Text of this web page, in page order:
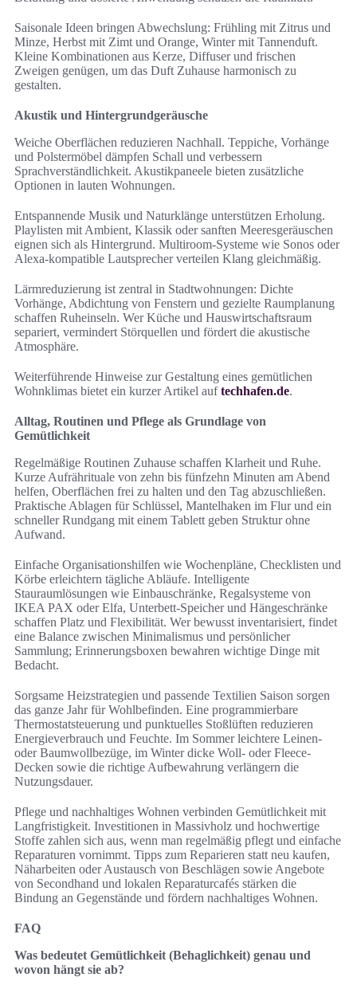
Saisonale Ideen bringen Abwechslung: Frühling mit Zitrus und
Minze, Herbst mit Zimt und Orange, Winter mit Tannenduft.
Kleine Kombinationen aus Kerze, Diffuser und frischen
Zweigen genügen, um das Duft Zuhause harmonisch zu
gestalten.
Akustik und Hintergrundgeräusche
Weiche Oberflächen reduzieren Nachhall. Teppiche, Vorhänge
und Polstermöbel dämpfen Schall und verbessern
Sprachverständlichkeit. Akustikpaneele bieten zusätzliche
Optionen in lauten Wohnungen.
Entspannende Musik und Naturklänge unterstützen Erholung.
Playlisten mit Ambient, Klassik oder sanften Meeresgeräuschen
eignen sich als Hintergrund. Multiroom-Systeme wie Sonos oder
Alexa-kompatible Lautsprecher verteilen Klang gleichmäßig.
Lärmreduzierung ist zentral in Stadtwohnungen: Dichte
Vorhänge, Abdichtung von Fenstern und gezielte Raumplanung
schaffen Ruheinseln. Wer Küche und Hauswirtschaftsraum
separiert, vermindert Störquellen und fördert die akustische
Atmosphäre.
Weiterführende Hinweise zur Gestaltung eines gemütlichen
Wohnklimas bietet ein kurzer Artikel auftechhafen.de.
Alltag, Routinen und Pflege als Grundlage von
Gemütlichkeit
Regelmäßige Routinen Zuhause schaffen Klarheit und Ruhe.
Kurze Aufrährituale von zehn bis fünfzehn Minuten am Abend
helfen, Oberflächen frei zu halten und den Tag abzuschließen.
Praktische Ablagen für Schlüssel, Mantelhaken im Flur und ein
schneller Rundgang mit einem Tablett geben Struktur ohne
Aufwand.
Einfache Organisationshilfen wie Wochenpläne, Checklisten und
Körbe erleichtern tägliche Abläufe. Intelligente
Stauraumlösungen wie Einbauschränke, Regalsysteme von
IKEA PAX oder Elfa, Unterbett-Speicher und Hängeschränke
schaffen Platz und Flexibilität. Wer bewusst inventarisiert, findet
eine Balance zwischen Minimalismus und persönlicher
Sammlung; Erinnerungsboxen bewahren wichtige Dinge mit
Bedacht.
Sorgsame Heizstrategien und passende Textilien Saison sorgen
das ganze Jahr für Wohlbefinden. Eine programmierbare
Thermostatsteuerung und punktuelles Stoßlüften reduzieren
Energieverbrauch und Feuchte. Im Sommer leichtere Leinen-
oder Baumwollbezüge, im Winter dicke Woll- oder Fleece-
Decken sowie die richtige Aufbewahrung verlängern die
Nutzungsdauer.
Pflege und nachhaltiges Wohnen verbinden Gemütlichkeit mit
Langfristigkeit. Investitionen in Massivholz und hochwertige
Stoffe zahlen sich aus, wenn man regelmäßig pflegt und einfache
Reparaturen vornimmt. Tipps zum Reparieren statt neu kaufen,
Näharbeiten oder Austausch von Beschlägen sowie Angebote
von Secondhand und lokalen Reparaturcafés stärken die
Bindung an Gegenstände und fördern nachhaltiges Wohnen.
FAQ
Was bedeutet Gemütlichkeit (Behaglichkeit) genau und
wovon hängt sie ab?